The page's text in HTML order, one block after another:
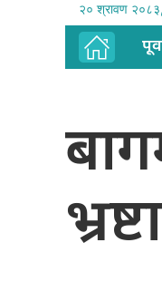
२० श्रावण